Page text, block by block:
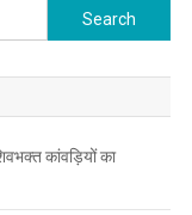
Search
for:
कांवड़ियों का